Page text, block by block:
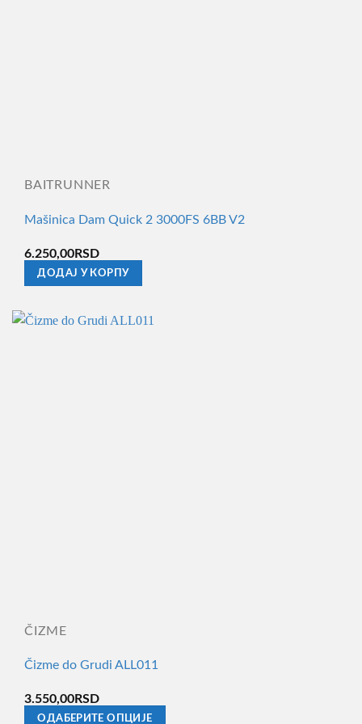
BAITRUNNER
Mašinica Dam Quick 2 3000FS 6BB V2
6.250,00RSD
ДОДАЈ У КОРПУ
ČIZME
Čizme do Grudi ALL011
3.550,00RSD
ОДАБЕРИТЕ ОПЦИЈЕ